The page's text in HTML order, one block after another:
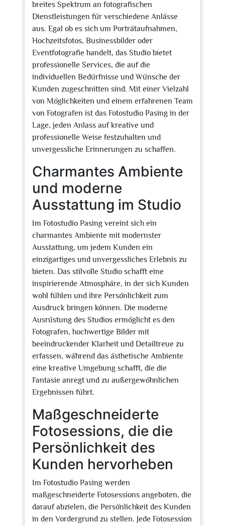
breites Spektrum an fotografischen
Dienstleistungen für verschiedene Anlässe
aus. Egal ob es sich um Porträtaufnahmen,
Hochzeitsfotos, Businessbilder oder
Eventfotografie handelt, das Studio bietet
professionelle Services, die auf die
individuellen Bedürfnisse und Wünsche der
Kunden zugeschnitten sind. Mit einer Vielzahl
von Möglichkeiten und einem erfahrenen Team
von Fotografen ist das Fotostudio Pasing in der
Lage, jeden Anlass auf kreative und
professionelle Weise festzuhalten und
unvergessliche Erinnerungen zu schaffen.
Charmantes Ambiente
und moderne
Ausstattung im Studio
Im Fotostudio Pasing vereint sich ein
charmantes Ambiente mit modernster
Ausstattung, um jedem Kunden ein
einzigartiges und unvergessliches Erlebnis zu
bieten. Das stilvolle Studio schafft eine
inspirierende Atmosphäre, in der sich Kunden
wohl fühlen und ihre Persönlichkeit zum
Ausdruck bringen können. Die moderne
Ausrüstung des Studios ermöglicht es den
Fotografen, hochwertige Bilder mit
beeindruckender Klarheit und Detailtreue zu
erfassen, während das ästhetische Ambiente
eine kreative Umgebung schafft, die die
Fantasie anregt und zu außergewöhnlichen
Ergebnissen führt.
Maßgeschneiderte
Fotosessions, die die
Persönlichkeit des
Kunden hervorheben
Im Fotostudio Pasing werden
maßgeschneiderte Fotosessions angeboten, die
darauf abzielen, die Persönlichkeit des Kunden
in den Vordergrund zu stellen. Jede Fotosession